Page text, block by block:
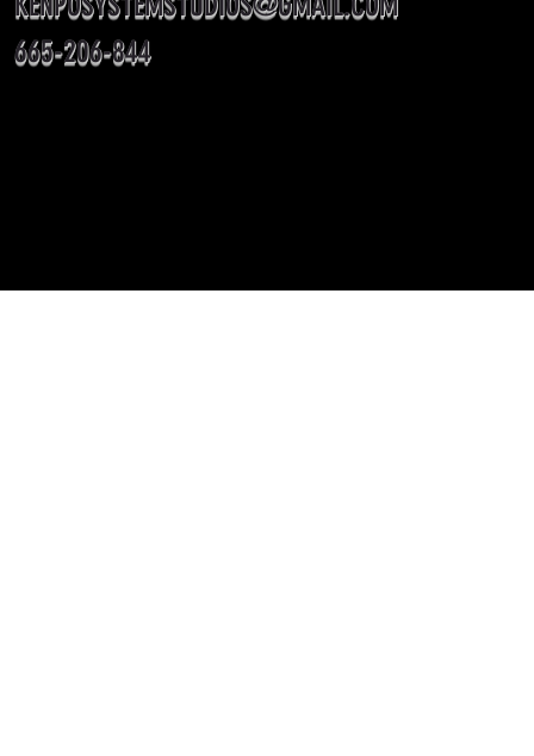
665-206-844